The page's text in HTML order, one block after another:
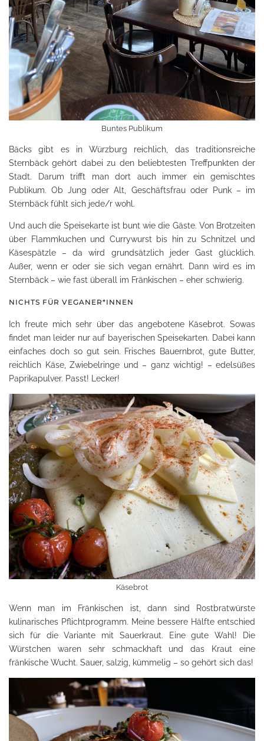
Buntes Publikum
Bäcks gibt es in Würzburg reichlich, das traditionsreiche
Sternbäck gehört dabei zu den beliebtesten Treffpunkten der
Stadt. Darum trifft man dort auch immer ein gemischtes
Publikum. Ob Jung oder Alt, Geschäftsfrau oder Punk – im
Sternbäck fühlt sich jede/r wohl.
Und auch die Speisekarte ist bunt wie die Gäste. Von Brotzeiten
über Flammkuchen und Currywurst bis hin zu Schnitzel und
Käsespätzle – da wird grundsätzlich jeder Gast glücklich.
Außer, wenn er oder sie sich vegan ernährt. Dann wird es im
Sternbäck – wie fast überall im Fränkischen – eher schwierig.
NICHTS FÜR VEGANER*INNEN
Ich freute mich sehr über das angebotene Käsebrot. Sowas
findet man leider nur auf bayerischen Speisekarten. Dabei kann
einfaches doch so gut sein. Frisches Bauernbrot, gute Butter,
reichlich Käse, Zwiebelringe und – ganz wichtig! – edelsüßes
Paprikapulver. Passt! Lecker!
Käsebrot
Wenn man im Fränkischen ist, dann sind Rostbratwürste
kulinarisches Pflichtprogramm. Meine bessere Hälfte entschied
sich für die Variante mit Sauerkraut. Eine gute Wahl! Die
Würstchen waren sehr schmackhaft und das Kraut eine
fränkische Wucht. Sauer, salzig, kümmelig – so gehört sich das!